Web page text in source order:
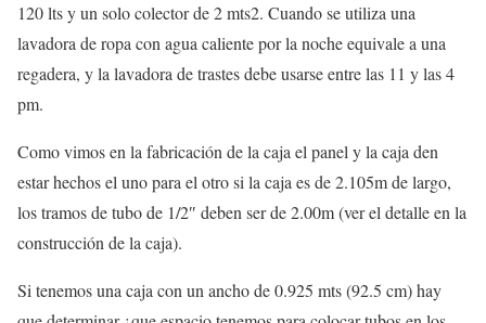
120 lts y un solo colector de 2 mts2. Cuando se utiliza una
lavadora de ropa con agua caliente por la noche equivale a una
regadera, y la lavadora de trastes debe usarse entre las 11 y las 4
pm.
Como vimos en la fabricación de la caja el panel y la caja den
estar hechos el uno para el otro si la caja es de 2.105m de largo,
los tramos de tubo de 1/2″ deben ser de 2.00m (ver el detalle en la
construcción de la caja).
Si tenemos una caja con un ancho de 0.925 mts (92.5 cm) hay